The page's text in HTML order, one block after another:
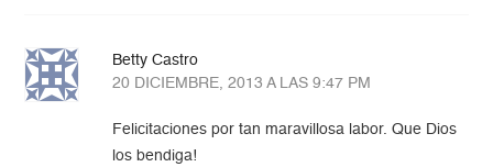
Betty Castro
20 DICIEMBRE, 2013 A LAS 9:47 PM
Felicitaciones por tan maravillosa labor. Que Dios
los bendiga!